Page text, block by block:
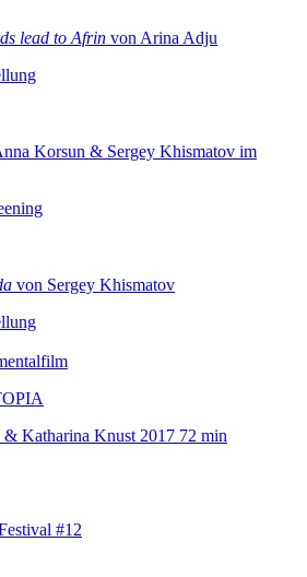
lead to Afrin von Arina Adju
Korsun & Sergey Khismatov im
von Sergey Khismatov
& Katharina Knust 2017 72 min
#12